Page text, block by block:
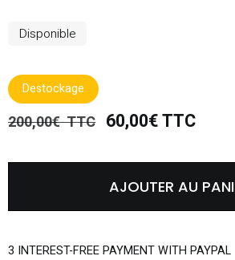
Disponible
Destockage
200,00€ TTC 60,00€ TTC
AJOUTER AU
3 INTEREST-FREE PAYMENT WITH PAYPAL